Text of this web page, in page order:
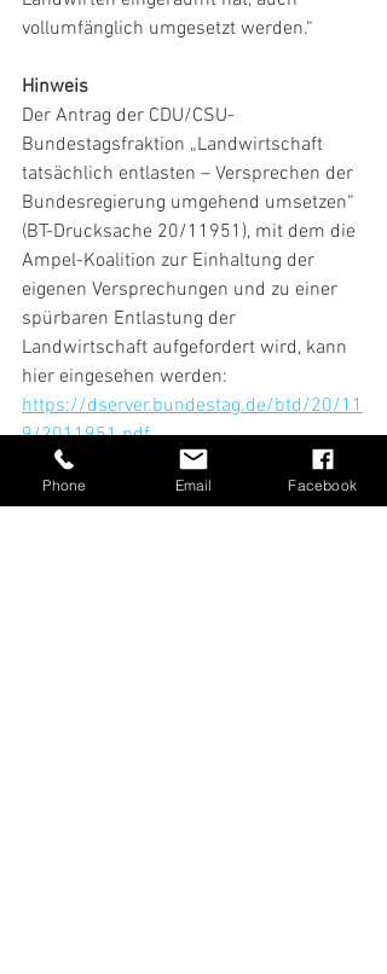
vollumfänglich umgesetzt werden.“
Hinweis
Der Antrag der CDU/CSU-
Bundestagsfraktion „Landwirtschaft
tatsächlich entlasten – Versprechen der
Bundesregierung umgehend umsetzen“
(BT-Drucksache 20/11951), mit dem die
Ampel-Koalition zur Einhaltung der
eigenen Versprechungen und zu einer
spürbaren Entlastung der
Landwirtschaft aufgefordert wird, kann
hier eingesehen werden:
https://dserver.bundestag.de/btd/20/11
9/2011951.pdf
Phone Email Facebook